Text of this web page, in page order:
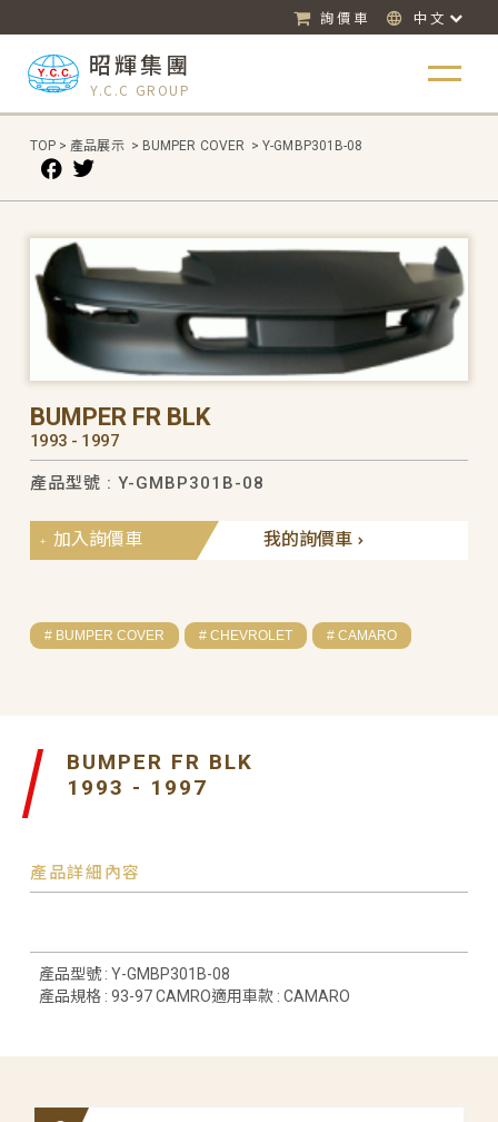
詢價車 中文
昭輝集團
Y.C.C GROUP
TOP > 產品展示 > BUMPER COVER > Y-GMBP301B-08
BUMPER FR BLK
1993 - 1997
產品型號 : Y-GMBP301B-08
我的詢價車
加入詢價車
# BUMPER COVER # CHEVROLET # CAMARO
BUMPER FR BLK
1993 - 1997
產品詳細內容
產品型號 : Y-GMBP301B-08
產品規格 : 93-97 CAMRO適用車款 : CAMARO